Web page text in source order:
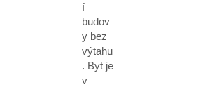
í
budov
y bez
výtahu
. Byt je
v